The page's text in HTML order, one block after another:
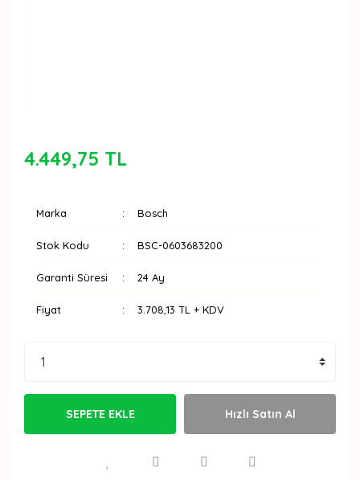
4.449,75 TL
Marka Bosch
Stok Kodu BSC-0603683200
Garanti Süresi 24 Ay
Fiyat 3.708,13 TL + KDV
SEPETE EKLE Hızlı Satın Al